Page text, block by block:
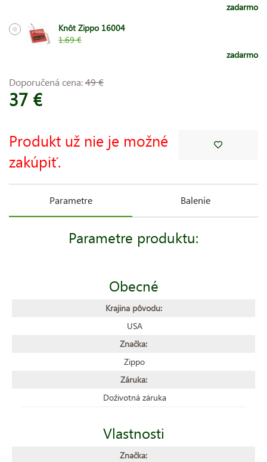
zadarmo
Knôt Zippo 16004
1.69 €
zadarmo
Doporučená cena:49 €
37 €
Produkt už nie je možné
zakúpiť.
Parametre Balenie
Parametre produktu:
Obecné
Krajina pôvodu:
USA
Značka:
Zippo
Záruka:
Doživotná záruka
Vlastnosti
Značka: